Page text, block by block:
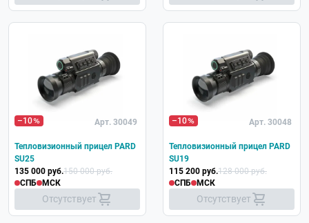
–10 Арт. 30049
Тепловизионный прицел PARD
SU25
135 000 руб.150 000 руб.
СПБ
МСК
Отсутствует
–10 Арт. 30048
Тепловизионный прицел PARD
SU19
115 200 руб.128 000 руб.
СПБ
МСК
Отсутствует